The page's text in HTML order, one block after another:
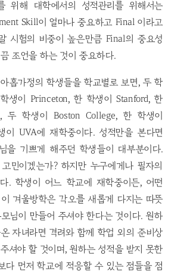
위해 대학에서의 성적관리를 위해서는
Skill이 얼마나 중요하고 Final 이라고
시험의 비중이 높은만큼 Final의 중요성
조언을 하는 것이 중요하다.
홉가정의 학생들을 학교별로 보면, 두 학
생이 Princeton, 한 학생이 Stanford, 한
두 학생이 Boston College, 한 학생이
이 UVA에 재학중이다. 성적만을 본다면
을 기쁘게 해주던 학생들이 대부분이다.
민이겠는가? 하지만 누구에게나 필자의
. 학생이 어느 학교에 재학중이든, 어떤
겨울방학은 각오를 새롭게 다지는 따뜻
님이 만들어 주셔야 한다는 것이다. 원하
자녀라면 격려와 함께 학업 외의 준비상
셔야 할 것이며, 원하는 성적을 받지 못한
다 먼저 학교에 적응할 수 있는 점들을 점